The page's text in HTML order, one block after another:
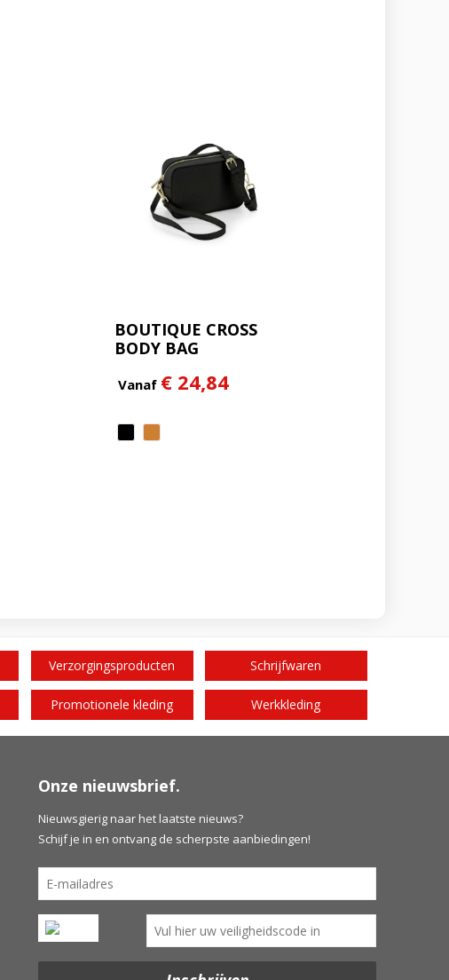
BOUTIQUE CROSS
BODY BAG
Vanaf € 24,84
Verzorgingsproducten Schrijfwaren
Promotionele kleding Werkkleding
Onze nieuwsbrief.
Nieuwsgierig naar het laatste nieuws?
Schijf je in en ontvang de scherpste aanbiedingen!